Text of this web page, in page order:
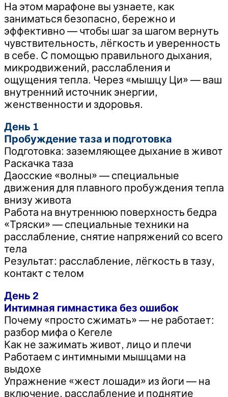
На этом марафоне вы узнаете, как
заниматься безопасно, бережно и
эффективно — чтобы шаг за шагом вернуть
чувствительность, лёгкость и уверенность
в себе. С помощью правильного дыхания,
микродвижений, расслабления и
ощущения тепла. Через «мышцу Ци» — ваш
внутренний источник энергии,
женственности и здоровья.
День 1
Пробуждение таза и подготовка
Подготовка: заземляющее дыхание в живот
Раскачка таза
Даосские «волны» — специальные
движения для плавного пробуждения тепла
внизу живота
Работа на внутреннюю поверхность бедра
«Тряски» — специальные техники на
расслабление, снятие напряжений со всего
тела
Результат: расслабление, лёгкость в тазу,
контакт с телом
День 2
Интимная гимнастика без ошибок
Почему «просто сжимать» — не работает:
разбор мифа о Кегеле
Как не зажимать живот, лицо и плечи
Работаем с интимными мышцами на
выдохе
Упражнение «жест лошади» из йоги — на
включение, расслабление и поднятие